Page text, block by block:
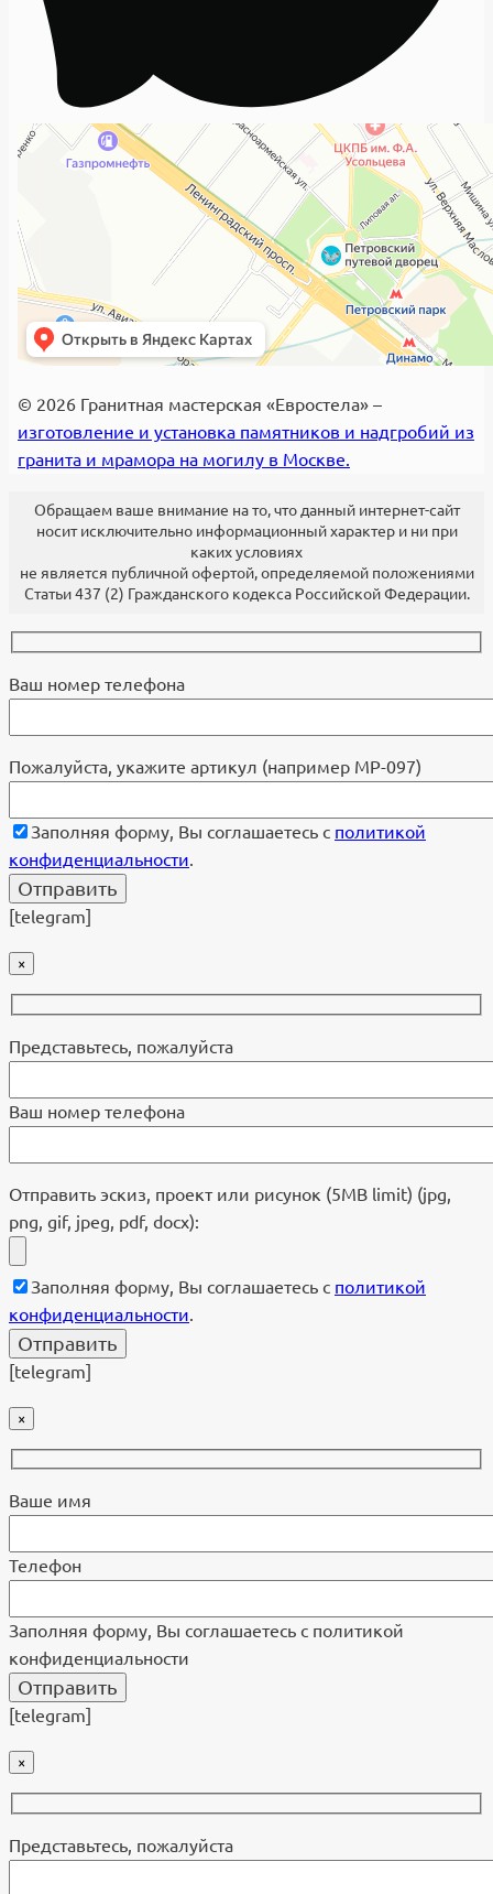
© 2026 Гранитная мастерская «Евростела» –
изготовление и установка памятников и надгробий из
гранита и мрамора на могилу в Москве.
Обращаем ваше внимание на то, что данный интернет-сайт
носит исключительно информационный характер и ни при
каких условиях
не является публичной офертой, определяемой положениями
Статьи 437 (2) Гражданского кодекса Российской Федерации.
Ваш номер телефона
Пожалуйста, укажите артикул (например МР-097)
Заполняя форму, Вы соглашаетесь с политикой
конфиденциальности.
[telegram]
×
Представьтесь, пожалуйста
Ваш номер телефона
Отправить эскиз, проект или рисунок (5MB limit) (jpg,
png, gif, jpeg, pdf, docx):
Заполняя форму, Вы соглашаетесь с политикой
конфиденциальности
[telegram]
×
Ваше имя
Телефон
Заполняя форму, Вы соглашаетесь с политикой
конфиденциальности
[telegram]
×
Представьтесь, пожалуйста